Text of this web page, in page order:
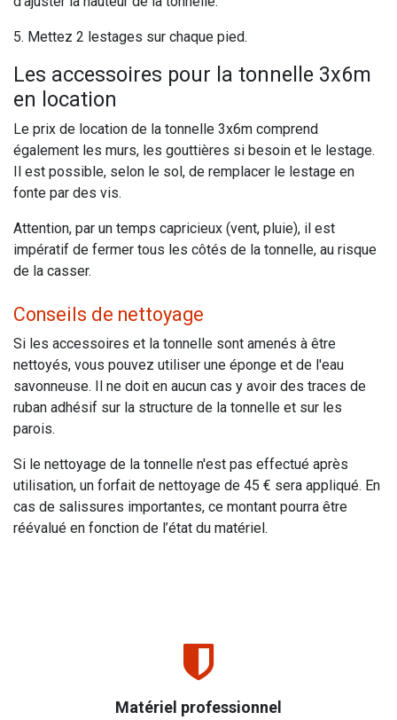
5. Mettez 2 lestages sur chaque pied.
Les accessoires pour la tonnelle 3x6m
en location
Le prix de location de la tonnelle 3x6m comprend
également les murs, les gouttières si besoin et le lestage.
Il est possible, selon le sol, de remplacer le lestage en
fonte par des vis.
Attention, par un temps capricieux (vent, pluie), il est
impératif de fermer tous les côtés de la tonnelle, au risque
de la casser.
Conseils de nettoyage
Si les accessoires et la tonnelle sont amenés à être
nettoyés, vous pouvez utiliser une éponge et de l'eau
savonneuse. Il ne doit en aucun cas y avoir des traces de
ruban adhésif sur la structure de la tonnelle et sur les
parois.
Si le nettoyage de la tonnelle n'est pas effectué après
utilisation, un forfait de nettoyage de 45 € sera appliqué. En
cas de salissures importantes, ce montant pourra être
réévalué en fonction de l’état du matériel.
Matériel professionnel